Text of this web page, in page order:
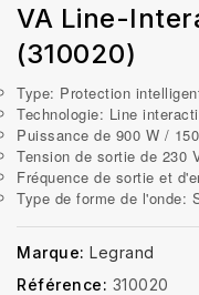
VA Line-
(310020)
Type: Protection
Technologie: Line
Puissance de 900 W /
Tension de sortie de 230
Fréquence de sortie et
Type de forme de l'onde:
Marque: Legrand
Référence: 310020